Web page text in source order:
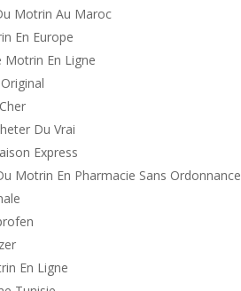
Motrin Au Maroc
En Europe
Motrin En Ligne
Du Vrai
Express
Motrin En Pharmacie Sans Ordonnance
En Ligne